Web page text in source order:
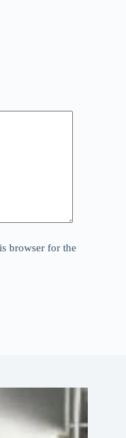
browser for the